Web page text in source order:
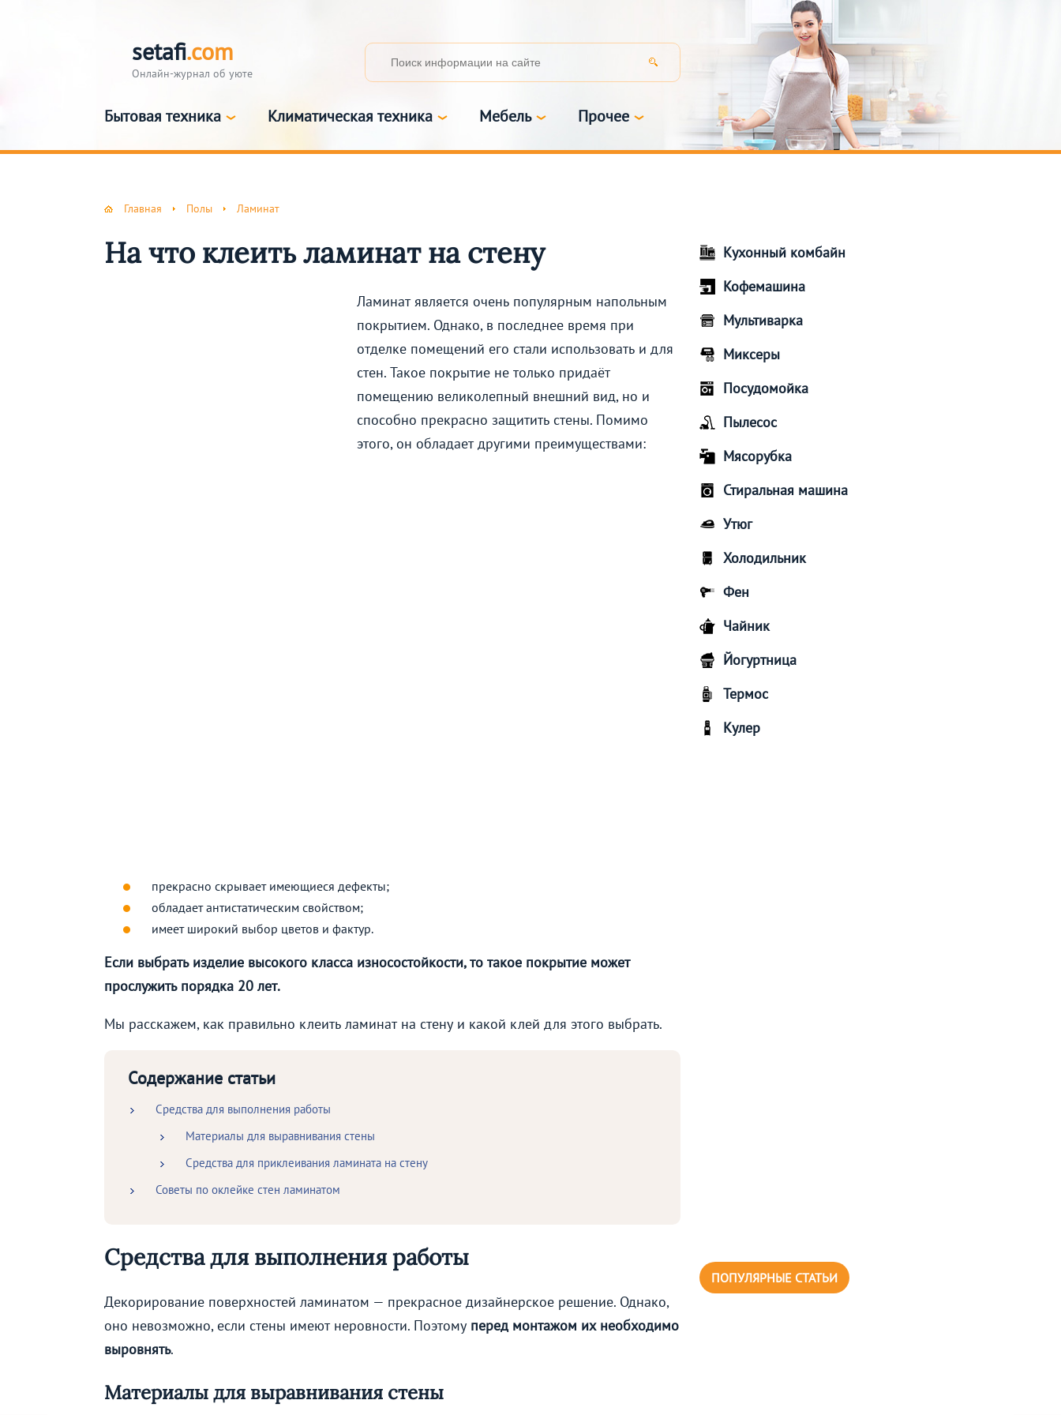
setafi.com
Онлайн-журнал об уюте
Бытовая техника Климатическая техника Мебель Прочее
Главная Полы Ламинат
На что клеить ламинат на стену
Ламинат является очень популярным напольным
покрытием. Однако, в последнее время при
отделке помещений его стали использовать и для
стен. Такое покрытие не только придаёт
помещению великолепный внешний вид, но и
способно прекрасно защитить стены. Помимо
этого, он обладает другими преимуществами:
прекрасно скрывает имеющиеся дефекты;
обладает антистатическим свойством;
имеет широкий выбор цветов и фактур.
Если выбрать изделие высокого класса износостойкости, то такое покрытие может
прослужить порядка 20 лет.
Мы расскажем, как правильно клеить ламинат на стену и какой клей для этого выбрать.
Содержание статьи
Средства для выполнения работы
Материалы для выравнивания стены
Средства для приклеивания ламината на стену
Советы по оклейке стен ламинатом
Средства для выполнения работы
Декорирование поверхностей ламинатом — прекрасное дизайнерское решение. Однако,
оно невозможно, если стены имеют неровности. Поэтому перед монтажом их необходимо
выровнять.
Материалы для выравнивания стены
Кухонный комбайн
Кофемашина
Мультиварка
Миксеры
Посудомойка
Пылесос
Мясорубка
Стиральная машина
Утюг
Холодильник
Фен
Чайник
Йогуртница
Термос
Кулер
ПОПУЛЯРНЫЕ СТАТЬИ